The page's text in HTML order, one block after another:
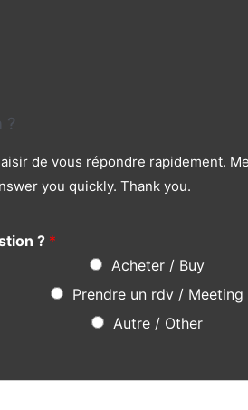
?
de vous répondre rapidement.
you quickly. Thank you.
? *
Acheter / Buy
Prendre un rdv / Meeting
Autre / Other